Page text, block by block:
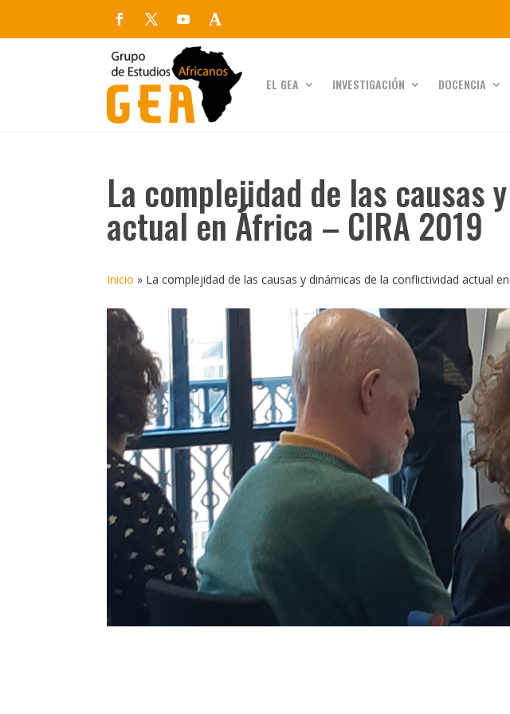
EL GEA INVESTIGACIÓN DOCENCIA
La complejidad de las causas
actual en África – CIRA 2019
Inicio » La complejidad de las causas y dinámicas de la conflictividad actual